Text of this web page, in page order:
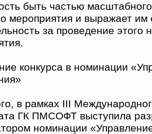
быть частью
мероприятия и выражает им
за проведение этого
конкурса в номинации
в рамках III
ГК ПМСОФТ выступила
номинации